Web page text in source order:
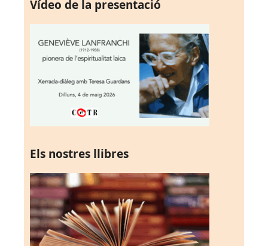
Vídeo de la presentació
Els nostres llibres